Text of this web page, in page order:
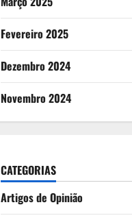
Fevereiro 2025
Dezembro 2024
Novembro 2024
CATEGORIAS
Artigos de Opinião